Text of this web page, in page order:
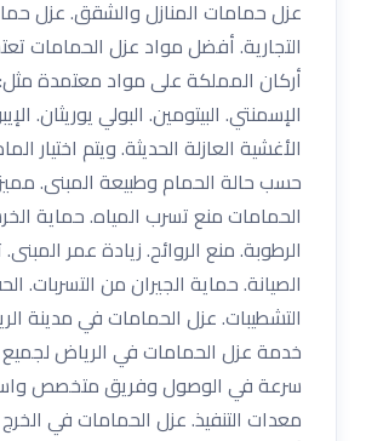
عزل حمامات المنازل والشقق. عزل
التجارية. أفضل مواد عزل الحمامات
أركان المملكة على مواد معتمدة
الإسمنتي. البيتومين. البولي يوريثان.
الأغشية العازلة الحديثة. ويتم اختيار
حسب حالة الحمام وطبيعة المبنى.
الحمامات منع تسرب المياه. حماية
الرطوبة. منع الروائح. زيادة عمر
الصيانة. حماية الجيران من التسربات.
التشطيبات. عزل الحمامات في مدينة
خدمة عزل الحمامات في الرياض لجميع
سرعة في الوصول وفريق متخصص
معدات التنفيذ. عزل الحمامات في